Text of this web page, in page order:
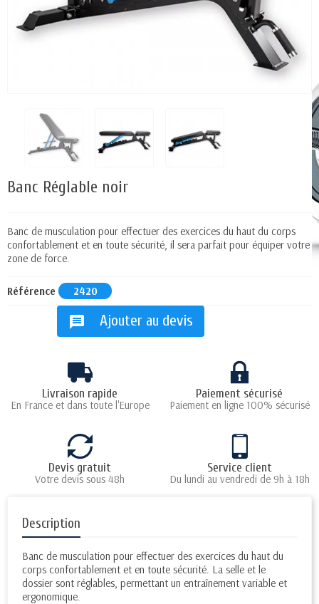
Banc Réglable noir
Banc de musculation pour effectuer des exercices du haut du corps
confortablement et en toute sécurité, il sera parfait pour équiper votre
zone de force.
Référence 2420
message Ajouter au devis
Livraison rapide
En France et dans toute l'Europe
Paiement sécurisé
Paiement en ligne 100% sécurisé
Devis gratuit
Votre devis sous 48h
Service client
Du lundi au vendredi de 9h à 18h
Description
Banc de musculation pour effectuer des exercices du haut du
corps confortablement et en toute sécurité. La selle et le
dossier sont réglables, permettant un entraînement variable et
ergonomique.